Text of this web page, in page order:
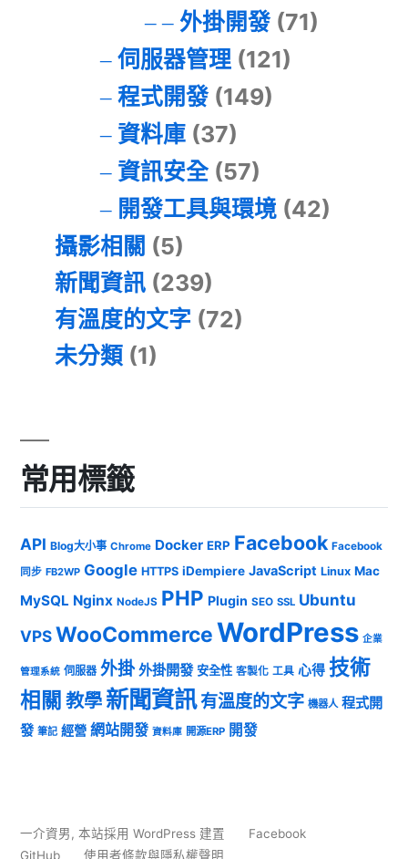
外掛開發(71)
伺服器管理(121)
程式開發(149)
資料庫(37)
資訊安全(57)
開發工具與環境(42)
攝影相關 (5)
新聞資訊 (239)
有溫度的文字 (72)
未分類 (1)
常用標籤
API Blog大小事 Chrome Docker ERP Facebook Facebook
同步 FB2WP Google HTTPS iDempiere JavaScript Linux Mac
MySQL Nginx NodeJS PHP Plugin SEO SSL Ubuntu
VPSWooCommerceWordPress 企業
管理系統 伺服器 外掛 外掛開發 安全性 客製化 工具 心得 技術
相關 教學 新聞資訊有溫度的文字 機器人 程式開
發 筆記 經營 網站開發 資料庫 開源ERP 開發
一介資男, 本站採用 WordPress 建置
Facebook
GitHub
使用者條款與隱私權聲明